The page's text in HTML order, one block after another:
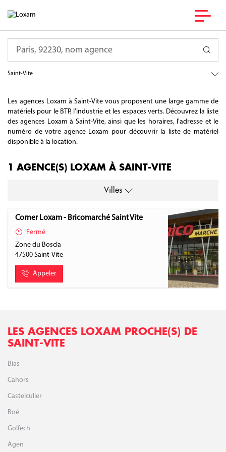
Saint-Vite
Les agences Loxam à Saint-Vite vous proposent une large gamme de
matériels pour le BTP, l'industrie et les espaces verts. Découvrez la liste
des agences Loxam à Saint-Vite, ainsi que les horaires, l'adresse et le
numéro de votre agence Loxam pour découvrir la liste de matériel
disponible à la location.
1 AGENCE(S) LOXAM À SAINT-VITE
Villes
Corner Loxam - Bricomarché Saint Vite
Fermé
Zone du Boscla
47500 Saint-Vite
Appeler
LES AGENCES LOXAM PROCHE(S) DE
SAINT-VITE
Bias
Cahors
Castelculier
Boé
Golfech
Agen